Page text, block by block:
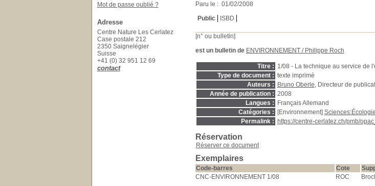
Paru le : 01/02/2008
Public
ISBD
[n° ou bulletin]
est un bulletin de ENVIRONNEMENT/ Philippe Roch
Titre : 1/08 - La technique au service de
Type de document : texte imprimé
Auteurs :
Bruno Oberle, Directeur de
Année de publication : 2008
Langues :
Français Allemand
Catégories :
[Environnement]
Permalink :
https://centre-cerlatez.ch/pmb/
Réservation
Réserver ce document
Exemplaires
Code-barres Cote
CNC-ENVIRONNEMENT 1/08
ROC
Mot de passe oublié ?
Adresse
Centre Nature Les Cerlatez
Case postale 212
2350 Saignelégier
Suisse
+41 (0) 32 951 12 69
contact